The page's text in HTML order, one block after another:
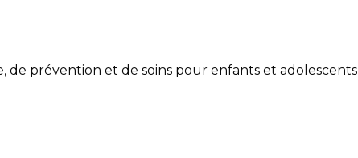
de prévention et de soins pour enfants et adolescents